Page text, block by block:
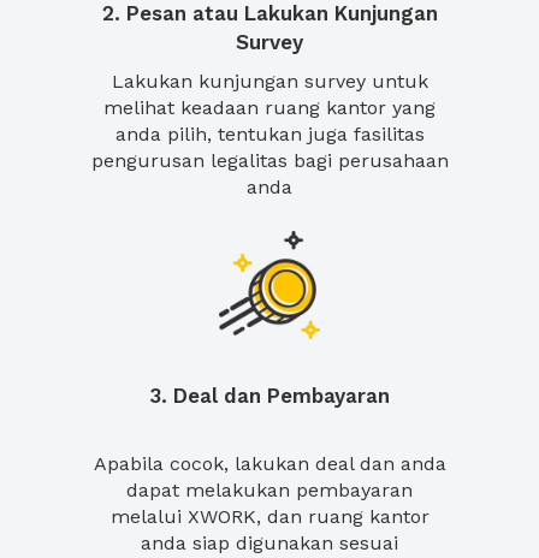
2. Pesan atau Lakukan Kunjungan
Survey
Lakukan kunjungan survey untuk
melihat keadaan ruang kantor yang
anda pilih, tentukan juga fasilitas
pengurusan legalitas bagi perusahaan
anda
3. Deal dan Pembayaran
Apabila cocok, lakukan deal dan anda
dapat melakukan pembayaran
melalui XWORK, dan ruang kantor
anda siap digunakan sesuai